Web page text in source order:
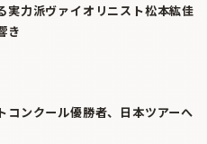
実力派ヴァイオリニスト松本紘佳
き
コンクール優勝者、日本ツアーへ